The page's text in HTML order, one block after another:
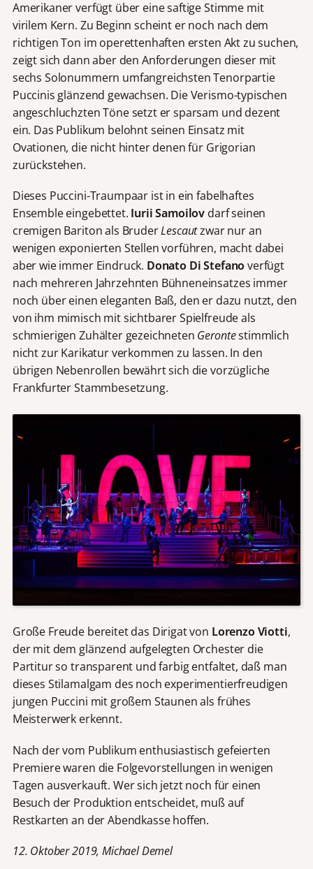
Amerikaner verfügt über eine saftige Stimme mit
virilem Kern. Zu Beginn scheint er noch nach dem
richtigen Ton im operettenhaften ersten Akt zu suchen,
zeigt sich dann aber den Anforderungen dieser mit
sechs Solonummern umfangreichsten Tenorpartie
Puccinis glänzend gewachsen. Die Verismo-typischen
angeschluchzten Töne setzt er sparsam und dezent
ein. Das Publikum belohnt seinen Einsatz mit
Ovationen, die nicht hinter denen für Grigorian
zurückstehen.
Dieses Puccini-Traumpaar ist in ein fabelhaftes
Ensemble eingebettet. Iurii Samoilov darf seinen
cremigen Bariton als BruderLescautzwar nur an
wenigen exponierten Stellen vorführen, macht dabei
aber wie immer Eindruck. Donato Di Stefano verfügt
nach mehreren Jahrzehnten Bühneneinsatzes immer
noch über einen eleganten Baß, den er dazu nutzt, den
von ihm mimisch mit sichtbarer Spielfreude als
schmierigen Zuhälter gezeichneten Gerontestimmlich
nicht zur Karikatur verkommen zu lassen. In den
übrigen Nebenrollen bewährt sich die vorzügliche
Frankfurter Stammbesetzung.
Große Freude bereitet das Dirigat von Lorenzo Viotti,
der mit dem glänzend aufgelegten Orchester die
Partitur so transparent und farbig entfaltet, daß man
dieses Stilamalgam des noch experimentierfreudigen
jungen Puccini mit großem Staunen als frühes
Meisterwerk erkennt.
Nach der vom Publikum enthusiastisch gefeierten
Premiere waren die Folgevorstellungen in wenigen
Tagen ausverkauft. Wer sich jetzt noch für einen
Besuch der Produktion entscheidet, muß auf
Restkarten an der Abendkasse hoffen.
12. Oktober 2019, Michael Demel